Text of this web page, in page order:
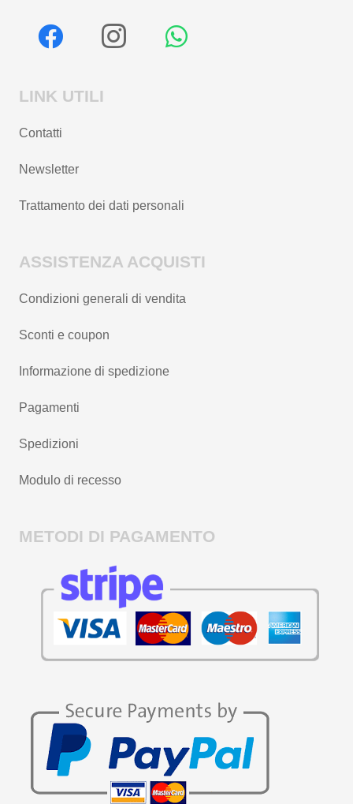
LINK UTILI
Contatti
Newsletter
Trattamento dei dati personali
ASSISTENZA ACQUISTI
Condizioni generali di vendita
Sconti e coupon
Informazione di spedizione
Pagamenti
Spedizioni
Modulo di recesso
METODI DI PAGAMENTO